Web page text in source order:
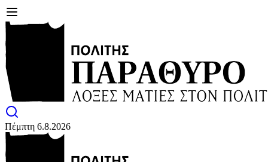
Πέμπτη 6.8.2026